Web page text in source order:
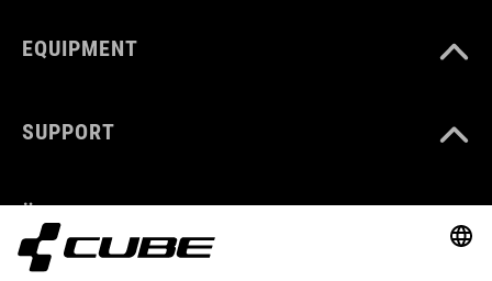
EQUIPMENT
SUPPORT
ÜBER UNS